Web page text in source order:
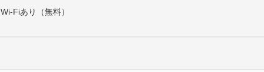
Wi-Fiあり（無料）